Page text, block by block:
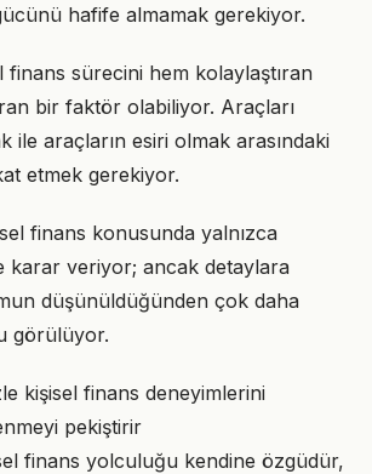
hafife almamak gerekiyor.
finans sürecini hem kolaylaştıran
bir faktör olabiliyor. Araçları
ile araçların esiri olmak arasındaki
etmek gerekiyor.
finans konusunda yalnızca
karar veriyor; ancak detaylara
düşünüldüğünden çok daha
görülüyor.
kişisel finans deneyimlerini
pekiştirir
finans yolculuğu kendine özgüdür,